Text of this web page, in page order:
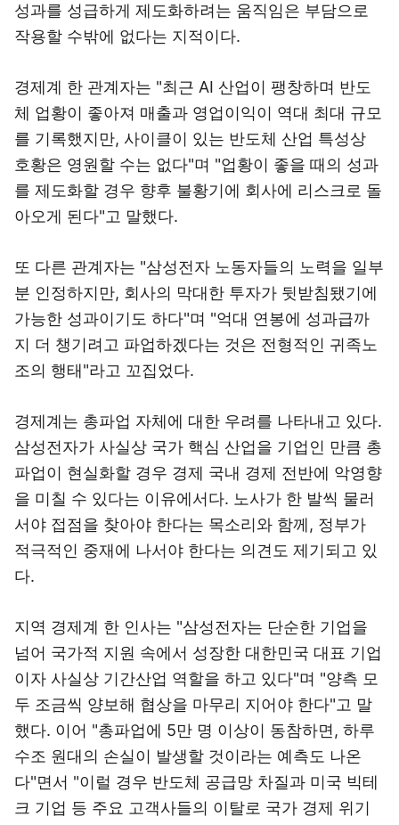
성과를 성급하게 제도화하려는 움직임은 부담으로
작용할 수밖에 없다는 지적이다.
경제계 한 관계자는 "최근 AI 산업이 팽창하며 반도
체 업황이 좋아져 매출과 영업이익이 역대 최대 규모
를 기록했지만, 사이클이 있는 반도체 산업 특성상
호황은 영원할 수는 없다"며 "업황이 좋을 때의 성과
를 제도화할 경우 향후 불황기에 회사에 리스크로 돌
아오게 된다"고 말했다.
또 다른 관계자는 "삼성전자 노동자들의 노력을 일부
분 인정하지만, 회사의 막대한 투자가 뒷받침됐기에
가능한 성과이기도 하다"며 "억대 연봉에 성과급까
지 더 챙기려고 파업하겠다는 것은 전형적인 귀족노
조의 행태"라고 꼬집었다.
경제계는 총파업 자체에 대한 우려를 나타내고 있다.
삼성전자가 사실상 국가 핵심 산업을 기업인 만큼 총
파업이 현실화할 경우 경제 국내 경제 전반에 악영향
을 미칠 수 있다는 이유에서다. 노사가 한 발씩 물러
서야 접점을 찾아야 한다는 목소리와 함께, 정부가
적극적인 중재에 나서야 한다는 의견도 제기되고 있
다.
지역 경제계 한 인사는 "삼성전자는 단순한 기업을
넘어 국가적 지원 속에서 성장한 대한민국 대표 기업
이자 사실상 기간산업 역할을 하고 있다"며 "양측 모
두 조금씩 양보해 협상을 마무리 지어야 한다"고 말
했다. 이어 "총파업에 5만 명 이상이 동참하면, 하루
수조 원대의 손실이 발생할 것이라는 예측도 나온
다"면서 "이럴 경우 반도체 공급망 차질과 미국 빅테
크 기업 등 주요 고객사들의 이탈로 국가 경제 위기